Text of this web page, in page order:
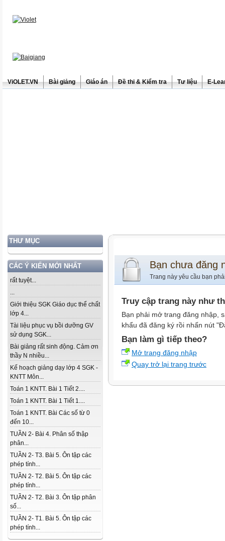
ViOLET.VN Bài giảng Giáo án Đề thi & Kiểm tra Tư liệu E-
THƯ MỤC
CÁC Ý KIẾN MỚI NHẤT
rất tuyệt...
...
Giới thiệu SGK Giáo dục thể chất
lớp 4...
Tài liệu phục vụ bồi dưỡng GV
sử dụng SGK...
Bài giảng rất sinh động. Cảm ơn
thầy N nhiều...
Kế hoạch giảng dạy lớp 4 SGK -
KNTT Môn...
Toán 1 KNTT. Bài 1 Tiết 2....
Toán 1 KNTT. Bài 1 Tiết 1....
Toán 1 KNTT. Bài Các số từ 0
đến 10...
TUẦN 2- Bài 4. Phân số thập
phân...
TUẦN 2- T3. Bài 5. Ôn tập các
phép tính...
TUẦN 2- T2. Bài 5. Ôn tập các
phép tính...
TUẦN 2- T2. Bài 3. Ôn tập phân
số...
TUẦN 2- T1. Bài 5. Ôn tập các
phép tính...
Bạn chưa đăng
Trang này yêu cầu bạn
Truy cập trang này như
Bạn phải mở trang đăng nhập,
khẩu đã đăng ký rồi nhấn nút
Bạn làm gì tiếp theo?
Mở trang đăng nhập
Quay trở lại trang trước